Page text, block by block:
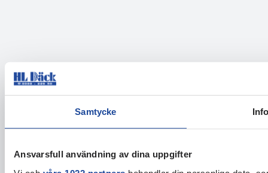
Samtycke
Ansvarsfull användning av dina uppgifter